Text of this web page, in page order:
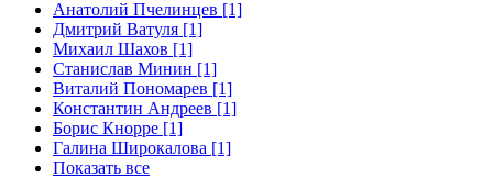
Анатолий Пчелинцев [1]
Дмитрий Ватуля [1]
Михаил Шахов [1]
Станислав Минин [1]
Виталий Пономарев [1]
Константин Андреев [1]
Борис Кнорре [1]
Галина Широкалова [1]
Показать все